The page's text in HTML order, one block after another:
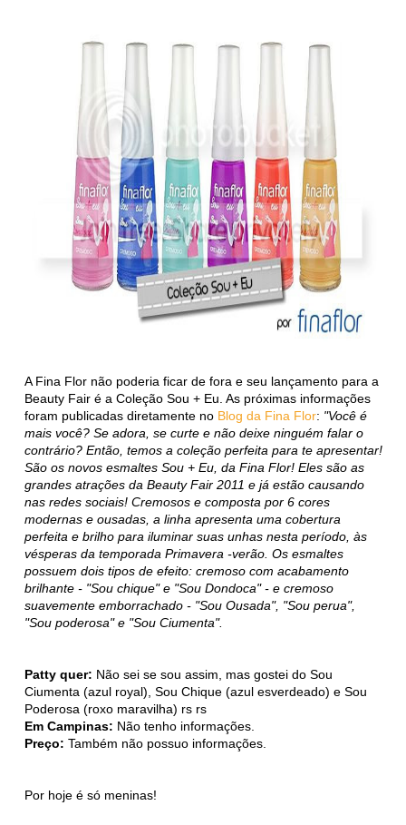
A Fina Flor não poderia ficar de fora e seu lançamento para a
Beauty Fair é a Coleção Sou + Eu. As próximas informações
foram publicadas diretamente no Blog da Fina Flor: "Você é
mais você? Se adora, se curte e não deixe ninguém falar o
contrário? Então, temos a coleção perfeita para te apresentar!
São os novos esmaltes Sou + Eu, da Fina Flor! Eles são as
grandes atrações da Beauty Fair 2011 e já estão causando
nas redes sociais! Cremosos e composta por 6 cores
modernas e ousadas, a linha apresenta uma cobertura
perfeita e brilho para iluminar suas unhas nesta período, às
vésperas da temporada Primavera -verão. Os esmaltes
possuem dois tipos de efeito: cremoso com acabamento
brilhante - "Sou chique" e "Sou Dondoca" - e cremoso
suavemente emborrachado - "Sou Ousada", "Sou perua",
"Sou poderosa" e "Sou Ciumenta".
Patty quer: Não sei se sou assim, mas gostei do Sou
Ciumenta (azul royal), Sou Chique (azul esverdeado) e Sou
Poderosa (roxo maravilha) rs rs
Em Campinas: Não tenho informações.
Preço: Também não possuo informações.
Por hoje é só meninas!